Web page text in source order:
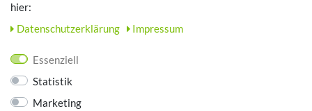
Hausschuhe - Bequeme Schuhe für zuhause
Datenschutz
AGB
hier:
Daten­schutz­erklärung
Impressum
Essenziell
Statistik
Marketing